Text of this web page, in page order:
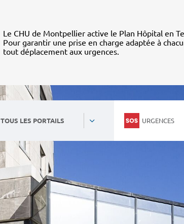
Le CHU de Montpellier active le Plan Hôpital en
Pour garantir une prise en charge adaptée à
tout déplacement aux urgences.
TOUS LES PORTAILS URGENCES